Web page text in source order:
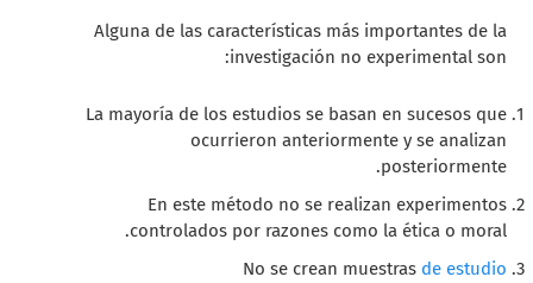
Alguna de las características más importantes de la
investigación no experimental son:
La mayoría de los estudios se basan en sucesos que
ocurrieron anteriormente y se analizan
posteriormente.
En este método no se realizan experimentos
controlados por razones como la ética o moral.
No se crean muestras de estudio